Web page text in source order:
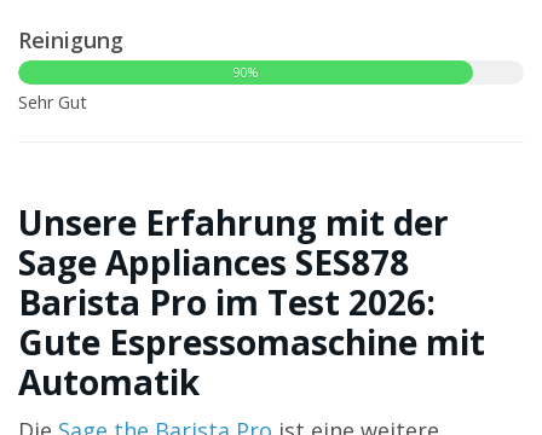
Reinigung
90%
Sehr Gut
Unsere Erfahrung mit der
Sage Appliances SES878
Barista Pro im Test 2026:
Gute Espressomaschine mit
Automatik